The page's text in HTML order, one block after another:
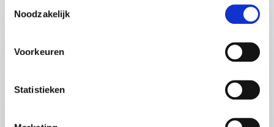
Noodzakelijk
Voorkeuren
Statistieken
transformatie
transformeren door traditionele
leiderschapsmodellen te combineren met de
Spreker Shervin Nekuee biedt praktische
veranderingen succesvol door te voeren. Til